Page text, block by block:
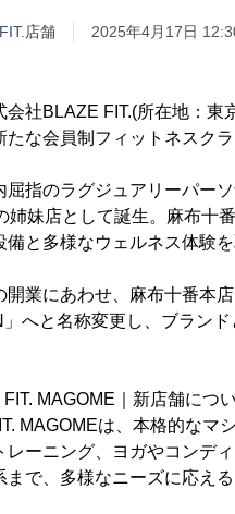
店舗 2025年4月17日
会社BLAZE FIT.(所在地：
たな会員制フィットネスク
屈指のラグジュアリーパー
姉妹店として誕生。麻布十
備と多様なウェルネス体験
開業にあわせ、麻布十番本
へと名称変更し、ブラン
FIT. MAGOME｜新店舗につい
MAGOMEは、本格的なマ
レーニング、ヨガやコンデ
まで、多様なニーズに応え